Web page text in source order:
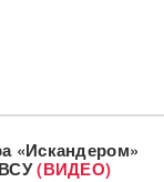
«Искандером»
(ВИДЕО)